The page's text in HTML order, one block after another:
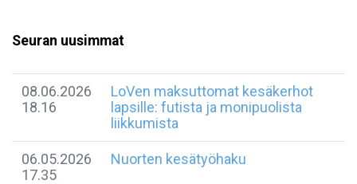
Seuran uusimmat
08.06.2026
18.16
LoVen maksuttomat kesäkerhot
lapsille: futista ja monipuolista
liikkumista
06.05.2026
17.35
Nuorten kesätyöhaku